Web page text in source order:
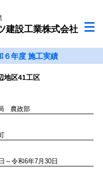
建設工業株式会社
区41工区
農政部
～令和6年7月30日
６年度 施工実績